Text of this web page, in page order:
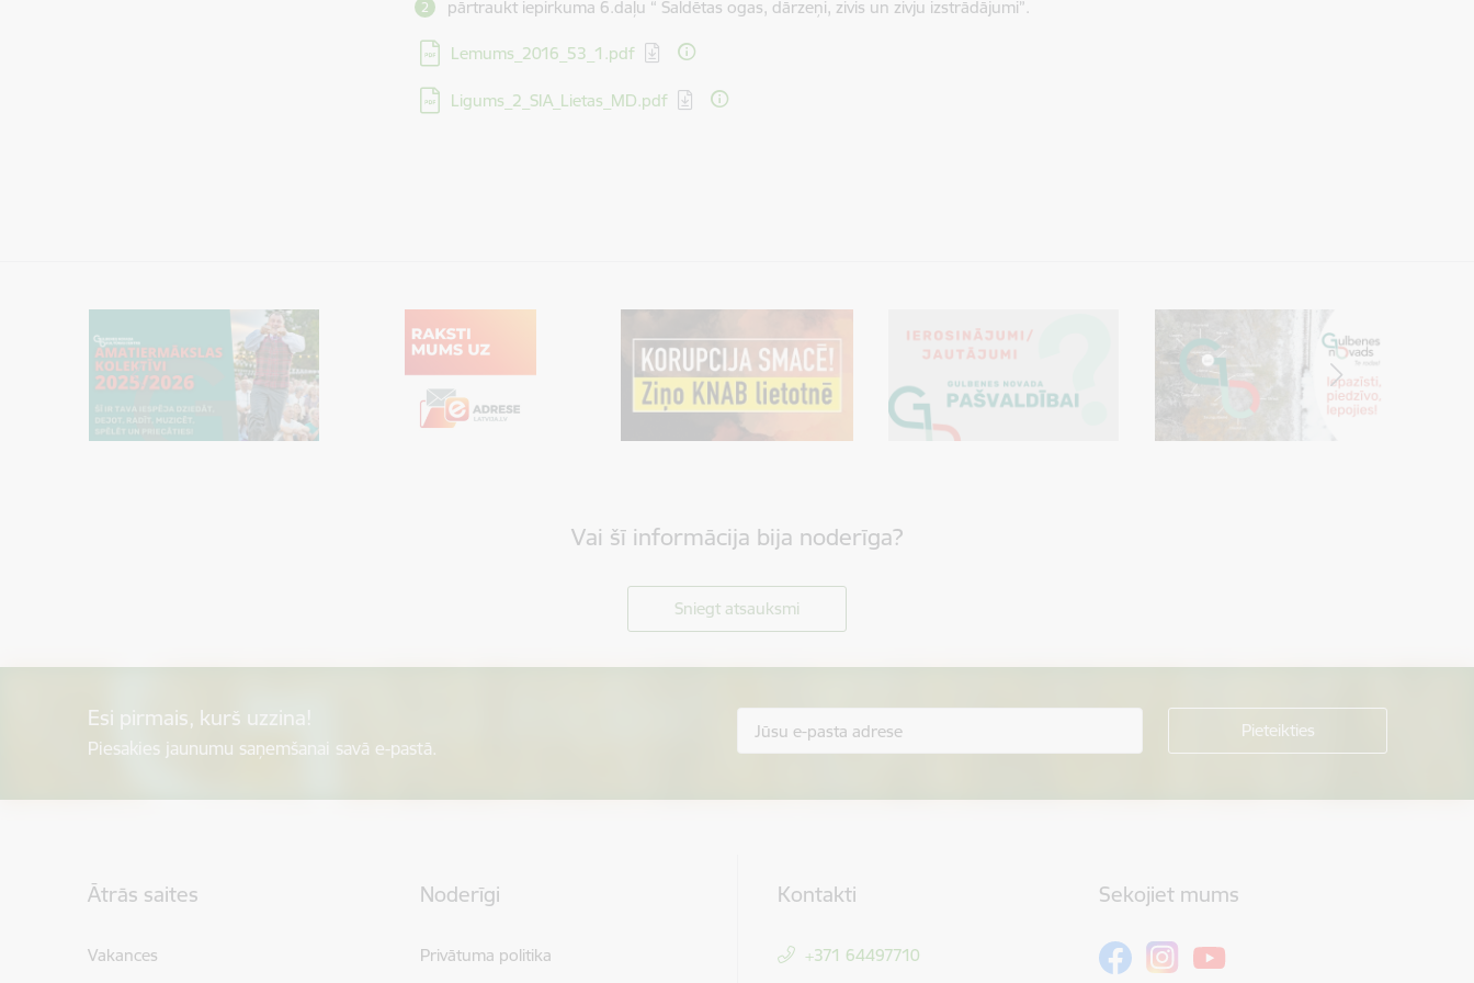
pārtraukt iepirkuma 6.daļu “ Saldētas ogas, dārzeņi, zivis un zivju izstrādājumi”.
Lejupielādēt:
Lemums_2016_53_1.pdf
Lejupielādēt:
Ligums_2_SIA_Lietas_MD.pdf
Vai šī informācija bija noderīga?
Sniegt atsauksmi
Esi pirmais, kurš uzzina!
Piesakies jaunumu saņemšanai savā e-pastā.
Ātrās saites
Vakances
Noderīgi
Privātuma politika
Kontakti
+371 64497710
Sekojiet mums